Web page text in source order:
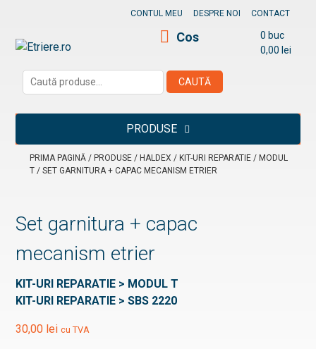
content
Etriere.ro
CONTUL MEU DESPRE NOI CONTACT
Caută
după:
CAUTĂ
Cos
0 buc
0,00 lei
PRODUSE
PRIMA PAGINĂ / PRODUSE / HALDEX / KIT-URI REPARATIE / MODUL
T / SET GARNITURA + CAPAC MECANISM ETRIER
Set garnitura + capac
mecanism etrier
KIT-URI REPARATIE > MODUL T
KIT-URI REPARATIE > SBS 2220
30,00 lei cu TVA